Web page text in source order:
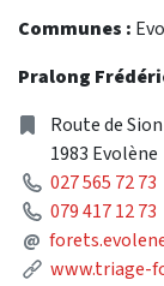
Communes :
Pralong
Address
Route de
1983 Evolène
Phone
027 565 72 73
Phone
079 417 12 73
@ Mail
Link
www.triage-